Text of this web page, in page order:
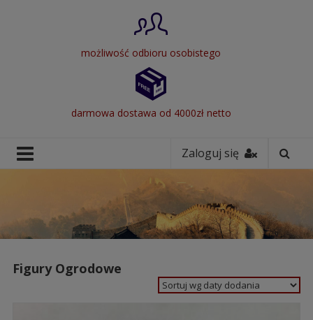
możliwość odbioru osobistego
darmowa dostawa od 4000zł netto
Zaloguj się
Figury Ogrodowe